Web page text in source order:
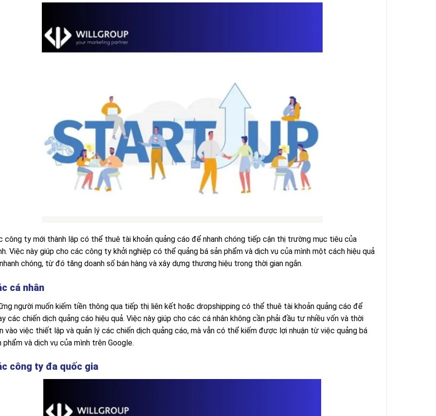
công ty mới thành lập có thể thuê tài khoản quảng cáo để nhanh chóng tiếp cận thị trường mục tiêu của
Việc này giúp cho các công ty khởi nghiệp có thể quảng bá sản phẩm và dịch vụ của mình một cách hiệu quả
chóng, từ đó tăng doanh số bán hàng và xây dựng thương hiệu trong thời gian ngắn.
cá nhân
người muốn kiếm tiền thông qua tiếp thị liên kết hoặc dropshipping có thể thuê tài khoản quảng cáo để
các chiến dịch quảng cáo hiệu quả. Việc này giúp cho các cá nhân không cần phải đầu tư nhiều vốn và thời
vào việc thiết lập và quản lý các chiến dịch quảng cáo, mà vẫn có thể kiếm được lợi nhuận từ việc quảng bá
phẩm và dịch vụ của mình trên Google.
công ty đa quốc gia